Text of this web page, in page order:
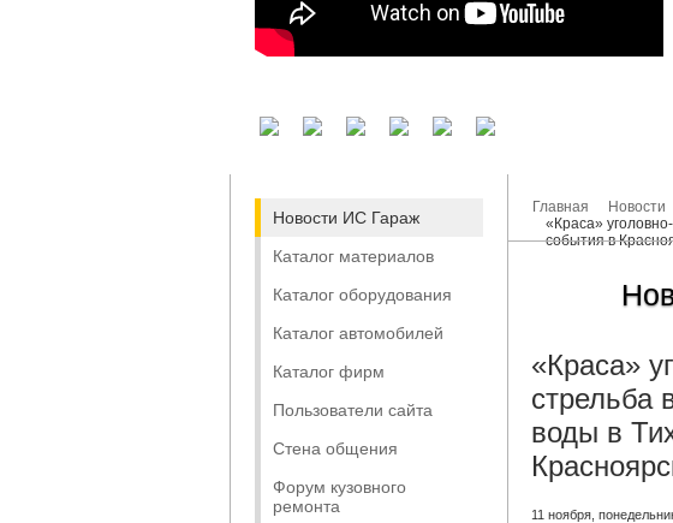
Новости ИС Гараж
Каталог материалов
Каталог оборудования
Каталог автомобилей
Каталог фирм
Пользователи сайта
Стена общения
Форум кузовного
ремонта
Главная Новости
«Краса»
события в
«Краса»
стрельба
воды в
11 ноября,